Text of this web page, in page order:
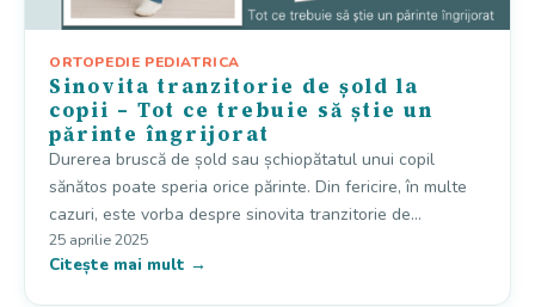
ORTOPEDIE PEDIATRICA
Sinovita tranzitorie de șold la
copii – Tot ce trebuie să știe un
părinte îngrijorat
Durerea bruscă de șold sau șchiopătatul unui copil
sănătos poate speria orice părinte. Din fericire, în multe
cazuri, este vorba despre sinovita tranzitorie de…
25 aprilie 2025
Citește mai mult →